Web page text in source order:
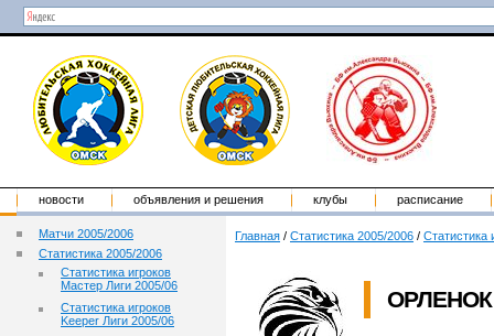
новости объявления и решения клубы расписание
Матчи 2005/2006
Статистика 2005/2006
Статистика игроков
Мастер Лиги 2005/06
Статистика игроков
Keeper Лиги 2005/06
Главная / Статистика 2005/2006 / Статистика
ОРЛЕНОК